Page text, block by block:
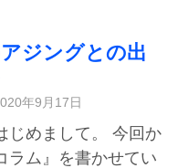
ジングとの出
年9月17日
じめまして。 今回か
ラム』を書かせてい